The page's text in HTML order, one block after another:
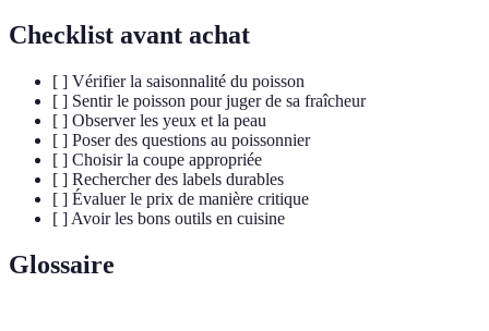
Checklist avant achat
[ ] Vérifier la saisonnalité du poisson
[ ] Sentir le poisson pour juger de sa fraîcheur
[ ] Observer les yeux et la peau
[ ] Poser des questions au poissonnier
[ ] Choisir la coupe appropriée
[ ] Rechercher des labels durables
[ ] Évaluer le prix de manière critique
[ ] Avoir les bons outils en cuisine
Glossaire